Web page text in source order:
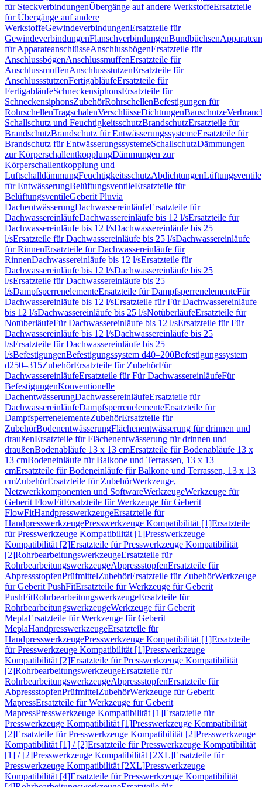
für SteckverbindungenÜbergänge auf andere WerkstoffeErsatzteile
für Übergänge auf andere
WerkstoffeGewindeverbindungenErsatzteile für
GewindeverbindungenFlanschverbindungenBundbüchsen
für ApparateanschlüsseAnschlussbögenErsatzteile für
AnschlussbögenAnschlussmuffenErsatzteile für
AnschlussmuffenAnschlussstutzenErsatzteile für
AnschlussstutzenFertigabläufeErsatzteile für
FertigabläufeSchneckensiphonsErsatzteile für
SchneckensiphonsZubehörRohrschellenBefestigungen für
RohrschellenTragschalenVerschlüsseDichtungenBauschutze
Schallschutz und FeuchtigkeitsschutzBrandschutzErsatzteile für
BrandschutzBrandschutz für EntwässerungssystemeErsatzteile für
Brandschutz für EntwässerungssystemeSchallschutzDämmungen
zur KörperschallentkopplungDämmungen zur
Körperschallentkopplung und
LuftschalldämmungFeuchtigkeitsschutzAbdichtungenLüftungsventile
für EntwässerungBelüftungsventileErsatzteile für
BelüftungsventileGeberit Pluvia
DachentwässerungDachwassereinläufeErsatzteile für
DachwassereinläufeDachwassereinläufe bis 12 l/sErsatzteile für
Dachwassereinläufe bis 12 l/sDachwassereinläufe bis 25
l/sErsatzteile für Dachwassereinläufe bis 25 l/sDachwassereinläufe
für RinnenErsatzteile für Dachwassereinläufe für
RinnenDachwassereinläufe bis 12 l/sErsatzteile für
Dachwassereinläufe bis 12 l/sDachwassereinläufe bis 25
l/sErsatzteile für Dachwassereinläufe bis 25
l/sDampfsperrenelementeErsatzteile für DampfsperrenelementeFür
Dachwassereinläufe bis 12 l/sErsatzteile für Für Dachwassereinläufe
bis 12 l/sDachwassereinläufe bis 25 l/sNotüberläufeErsatzteile für
NotüberläufeFür Dachwassereinläufe bis 12 l/sErsatzteile für Für
Dachwassereinläufe bis 12 l/sDachwassereinläufe bis 25
l/sErsatzteile für Dachwassereinläufe bis 25
l/sBefestigungenBefestigungssystem d40–200Befestigungssystem
d250–315ZubehörErsatzteile für ZubehörFür
DachwassereinläufeErsatzteile für Für DachwassereinläufeFür
BefestigungenKonventionelle
DachentwässerungDachwassereinläufeErsatzteile für
DachwassereinläufeDampfsperrenelementeErsatzteile für
DampfsperrenelementeZubehörErsatzteile für
ZubehörBodenentwässerungFlächenentwässerung für drinnen und
draußenErsatzteile für Flächenentwässerung für drinnen und
draußenBodenabläufe 13 x 13 cmErsatzteile für Bodenabläufe 13 x
13 cmBodeneinläufe für Balkone und Terrassen, 13 x 13
cmErsatzteile für Bodeneinläufe für Balkone und Terrassen, 13 x 13
cmZubehörErsatzteile für ZubehörWerkzeuge,
Netzwerkkomponenten und SoftwareWerkzeugeWerkzeuge für
Geberit FlowFitErsatzteile für Werkzeuge für Geberit
FlowFitHandpresswerkzeugeErsatzteile für
HandpresswerkzeugePresswerkzeuge Kompatibilität [1]Ersatzteile
für Presswerkzeuge Kompatibilität [1]Presswerkzeuge
Kompatibilität [2]Ersatzteile für Presswerkzeuge Kompatibilität
[2]RohrbearbeitungswerkzeugeErsatzteile für
RohrbearbeitungswerkzeugeAbpressstopfenErsatzteile für
AbpressstopfenPrüfmittelZubehörErsatzteile für ZubehörWerkzeuge
für Geberit PushFitErsatzteile für Werkzeuge für Geberit
PushFitRohrbearbeitungswerkzeugeErsatzteile für
RohrbearbeitungswerkzeugeWerkzeuge für Geberit
MeplaErsatzteile für Werkzeuge für Geberit
MeplaHandpresswerkzeugeErsatzteile für
HandpresswerkzeugePresswerkzeuge Kompatibilität [1]Ersatzteile
für Presswerkzeuge Kompatibilität [1]Presswerkzeuge
Kompatibilität [2]Ersatzteile für Presswerkzeuge Kompatibilität
[2]RohrbearbeitungswerkzeugeErsatzteile für
RohrbearbeitungswerkzeugeAbpressstopfenErsatzteile für
AbpressstopfenPrüfmittelZubehörWerkzeuge für Geberit
MapressErsatzteile für Werkzeuge für Geberit
MapressPresswerkzeuge Kompatibilität [1]Ersatzteile für
Presswerkzeuge Kompatibilität [1]Presswerkzeuge Kompatibilität
[2]Ersatzteile für Presswerkzeuge Kompatibilität [2]Presswerkzeuge
Kompatibilität [1] / [2]Ersatzteile für Presswerkzeuge Kompatibilität
[1] / [2]Presswerkzeuge Kompatibilität [2XL]Ersatzteile für
Presswerkzeuge Kompatibilität [2XL]Presswerkzeuge
Kompatibilität [4]Ersatzteile für Presswerkzeuge Kompatibilität